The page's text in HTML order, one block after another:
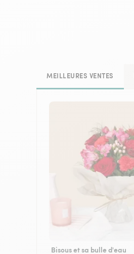
MEILLEURES VENTES
Bisous et sa bulle d'eau